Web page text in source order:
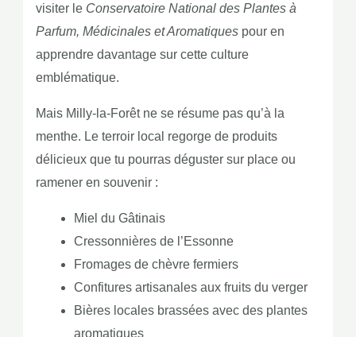
visiter le Conservatoire National des Plantes à
Parfum, Médicinales et Aromatiquespour en
apprendre davantage sur cette culture
emblématique.
Mais Milly-la-Forêt ne se résume pas qu’à la
menthe. Le terroir local regorge de produits
délicieux que tu pourras déguster sur place ou
ramener en souvenir :
Miel du Gâtinais
Cressonnières de l’Essonne
Fromages de chèvre fermiers
Confitures artisanales aux fruits du verger
Bières locales brassées avec des plantes
aromatiques